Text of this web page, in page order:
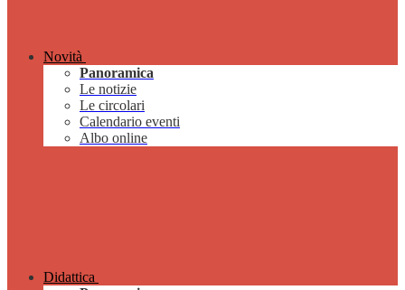
Novità
Panoramica
Le notizie
Le circolari
Calendario eventi
Albo online
Didattica